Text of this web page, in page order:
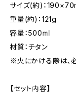
サイズ(約)：
重量(約)：121g
容量：500ml
材質：チタン
※火にかける際は、
【セット内容】